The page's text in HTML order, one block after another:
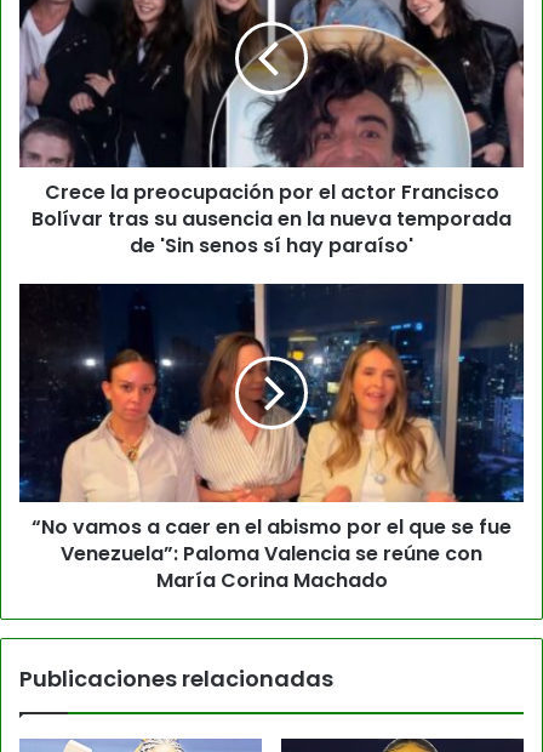
Crece la preocupación por el actor Francisco
Bolívar tras su ausencia en la nueva temporada
de 'Sin senos sí hay paraíso'
“No vamos a caer en el abismo por el que se fue
Venezuela”: Paloma Valencia se reúne con
María Corina Machado
Publicaciones relacionadas